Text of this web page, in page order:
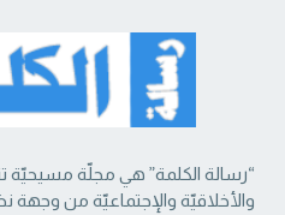
“رسالة الكلمة” هي مجلّة مسيحيّة
والأخلاقيّة والإجتماعيّة من ‏وجهة